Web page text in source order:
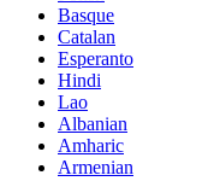
Basque
Catalan
Esperanto
Hindi
Lao
Albanian
Amharic
Armenian